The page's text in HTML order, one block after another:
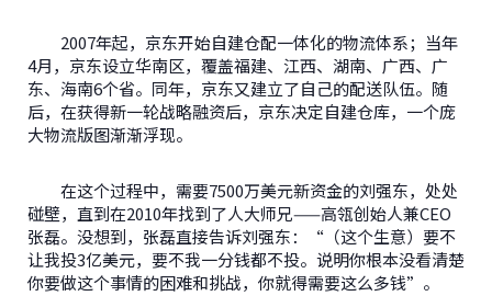
2007年起，京东开始自建仓配一体化的物流体系；当年
4月，京东设立华南区，覆盖福建、江西、湖南、广西、广
东、海南6个省。同年，京东又建立了自己的配送队伍。随
后，在获得新一轮战略融资后，京东决定自建仓库，一个庞
大物流版图渐渐浮现。
在这个过程中，需要7500万美元新资金的刘强东，处处
碰壁，直到在2010年找到了人大师兄——高瓴创始人兼CEO
张磊。没想到，张磊直接告诉刘强东：“（这个生意）要不
让我投3亿美元，要不我一分钱都不投。说明你根本没看清楚
你要做这个事情的困难和挑战，你就得需要这么多钱”。